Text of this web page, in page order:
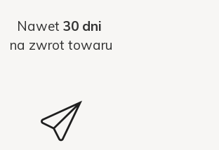
Nawet 30 dni
na zwrot towaru